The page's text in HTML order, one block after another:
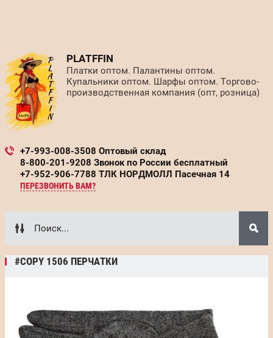
PLATFFIN
Платки оптом. Палантины оптом.
Купальники оптом. Шарфы оптом. Торгово-
производственная компания (опт, розница)
+7-993-008-3508 Оптовый склад
8-800-201-9208 Звонок по России бесплатный
+7-952-906-7788 ТЛК НОРДМОЛЛ Пасечная 14
ПЕРЕЗВОНИТЬ ВАМ?
#COPY 1506 ПЕРЧАТКИ